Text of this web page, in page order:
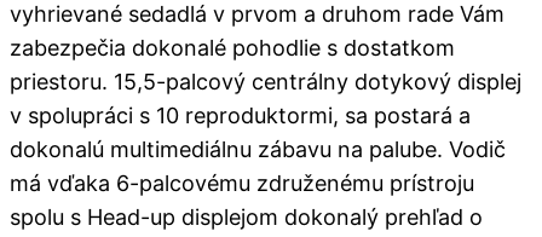
vyhrievané sedadlá v prvom a druhom rade Vám
zabezpečia dokonalé pohodlie s dostatkom
priestoru. 15,5-palcový centrálny dotykový displej
v spolupráci s 10 reproduktormi, sa postará a
dokonalú multimediálnu zábavu na palube. Vodič
má vďaka 6-palcovému združenému prístroju
spolu s Head-up displejom dokonalý prehľad o